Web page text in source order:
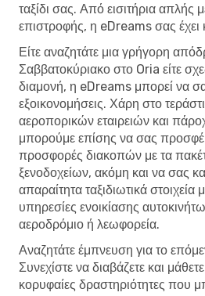
ταξίδι σας. Από εισιτήρια απλής
επιστροφής, η eDreams σας έχει
Είτε αναζητάτε μια γρήγορη
Σαββατοκύριακο στο Oria είτε
διαμονή, η eDreams μπορεί να
εξοικονομήσεις. Χάρη στο
αεροπορικών εταιρειών και
μπορούμε επίσης να σας
προσφορές διακοπών με τα
ξενοδοχείων, ακόμη και να σας
απαραίτητα ταξιδιωτικά
υπηρεσίες ενοικίασης
αεροδρόμιο ή λεωφορεία.
Αναζητάτε έμπνευση για το
Συνεχίστε να διαβάζετε και
κορυφαίες δραστηριότητες που